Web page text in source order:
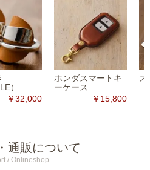
）
￥32,000
ホンダスマートキ
ーケース
￥15,800
通販について
/ Onlineshop